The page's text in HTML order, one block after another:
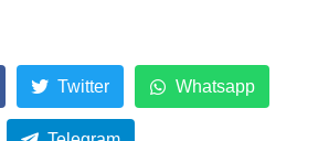
Twitter Whatsapp